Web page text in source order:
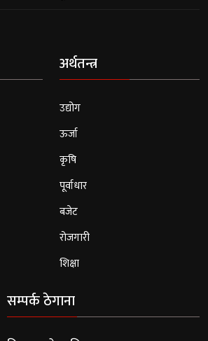
अर्थतन्त्र
उद्योग
ऊर्जा
कृषि
पूर्वाधार
बजेट
रोजगारी
शिक्षा
सम्पर्क ठेगाना